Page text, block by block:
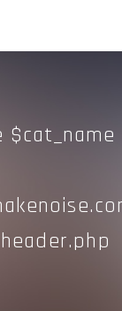
$cat_name